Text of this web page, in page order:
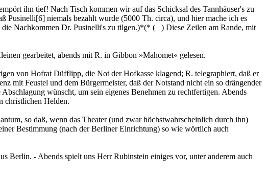
ihn tief! Nach Tisch kommen wir auf das Schicksal des Tannhäuser's zu
Pusinelli[6] niemals bezahlt wurde (5000 Th. circa), und hier mache ich es
Nachkommen Dr. Pusinelli's zu tilgen.)*(* ( ) Diese Zeilen am Rande, mit
gearbeitet, abends mit R. in Gibbon »Mahomet« gelesen.
von Hofrat Düfflipp, die Not der Hofkasse klagend; R. telegraphiert, daß er
mit Feustel und dem Bürgermeister, daß der Notstand nicht ein so drängender
wünscht, um sein eigenes Benehmen zu rechtfertigen. Abends
christlichen Helden.
so daß, wenn das Theater (und zwar höchstwahrscheinlich durch ihn)
Bestimmung (nach der Berliner Einrichtung) so wie wörtlich auch
Berlin. - Abends spielt uns Herr Rubinstein einiges vor, unter anderem auch